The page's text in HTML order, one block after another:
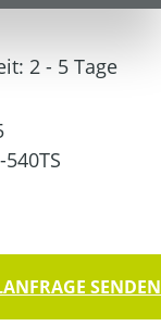
2 - 5 Tage
SENDEN